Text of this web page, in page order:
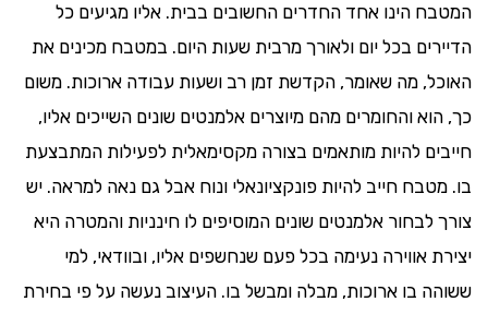
המטבח הינו אחד החדרים החשובים בבית. אליו מגיעים כל
הדיירים בכל יום ולאורך מרבית שעות היום. במטבח מכינים את
האוכל, מה שאומר, הקדשת זמן רב ושעות עבודה ארוכות. משום
כך, הוא והחומרים מהם מיוצרים אלמנטים שונים השייכים אליו,
חייבים להיות מותאמים בצורה מקסימאלית לפעילות המתבצעת
בו. מטבח חייב להיות פונקציונאלי ונוח אבל גם נאה למראה. יש
צורך לבחור אלמנטים שונים המוסיפים לו חינניות והמטרה היא
יצירת אווירה נעימה בכל פעם שנחשפים אליו, ובוודאי, למי
ששוהה בו ארוכות, מבלה ומבשל בו. העיצוב נעשה על פי בחירת